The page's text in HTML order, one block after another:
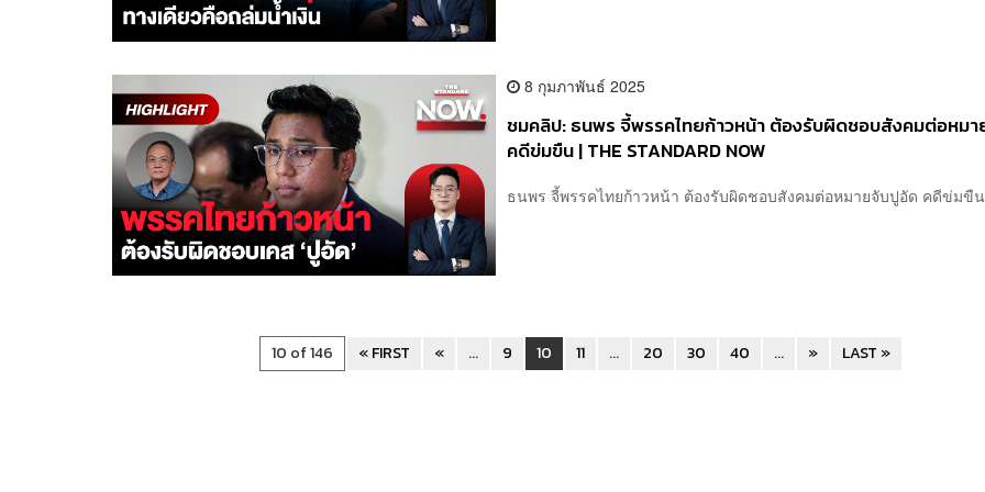
8 กุมภาพันธ์ 2025
ชมคลิป: ธนพร จี้พรรคไทยก้าวหน้า ต้องรับผิดชอบสังคมต่อหม
คดีข่มขืน | THE STANDARD NOW
ธนพร จี้พรรคไทยก้าวหน้า ต้องรับผิดชอบสังคมต่อหมายจับปูอัด คดีข่มขื
10 of 146 « FIRST « ... 9 10 11 ... 20 30 40 ... » LAST »